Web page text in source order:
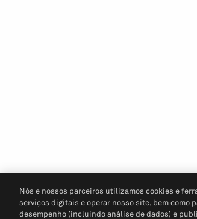
Nós e nossos parceiros utilizamos cookies e
serviços digitais e operar nosso site, bem como
desempenho (incluindo análise de dados) e